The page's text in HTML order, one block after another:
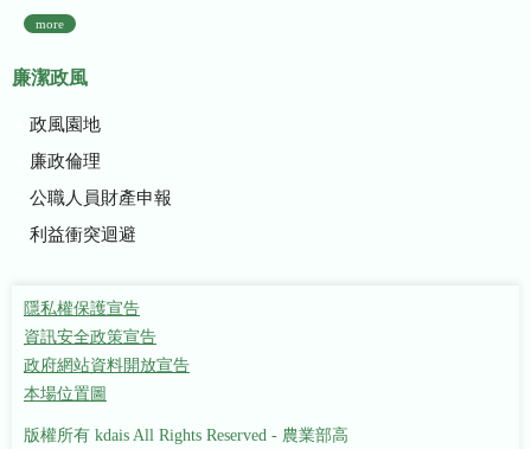
more
廉潔政風
政風園地
廉政倫理
公職人員財產申報
利益衝突迴避
隱私權保護宣告
資訊安全政策宣告
政府網站資料開放宣告
本場位置圖
版權所有 kdais All Rights Reserved - 農業部高